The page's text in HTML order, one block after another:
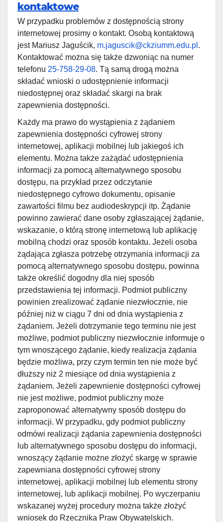
kontaktowe
W przypadku problemów z dostępnością strony
internetowej prosimy o kontakt. Osobą kontaktową
jest Mariusz Jaguścik, m.jaguscik@ckziumm.edu.pl .
Kontaktować można się także dzwoniąc na numer
telefonu 25-758-29-08. Tą samą drogą można
składać wnioski o udostępnienie informacji
niedostępnej oraz składać skargi na brak
zapewnienia dostępności.
Każdy ma prawo do wystąpienia z żądaniem
zapewnienia dostępności cyfrowej strony
internetowej, aplikacji mobilnej lub jakiegoś ich
elementu. Można także zażądać udostępnienia
informacji za pomocą alternatywnego sposobu
dostępu, na przykład przez odczytanie
niedostępnego cyfrowo dokumentu, opisanie
zawartości filmu bez audiodeskrypcji itp. Żądanie
powinno zawierać dane osoby zgłaszającej żądanie,
wskazanie, o którą stronę internetową lub aplikację
mobilną chodzi oraz sposób kontaktu. Jeżeli osoba
żądająca zgłasza potrzebę otrzymania informacji za
pomocą alternatywnego sposobu dostępu, powinna
także określić dogodny dla niej sposób
przedstawienia tej informacji. Podmiot publiczny
powinien zrealizować żądanie niezwłocznie, nie
później niż w ciągu 7 dni od dnia wystąpienia z
żądaniem. Jeżeli dotrzymanie tego terminu nie jest
możliwe, podmiot publiczny niezwłocznie informuje o
tym wnoszącego żądanie, kiedy realizacja żądania
będzie możliwa, przy czym termin ten nie może być
dłuższy niż 2 miesiące od dnia wystąpienia z
żądaniem. Jeżeli zapewnienie dostępności cyfrowej
nie jest możliwe, podmiot publiczny może
zaproponować alternatywny sposób dostępu do
informacji. W przypadku, gdy podmiot publiczny
odmówi realizacji żądania zapewnienia dostępności
lub alternatywnego sposobu dostępu do informacji,
wnoszący żądanie możne złożyć skargę w sprawie
zapewniana dostępności cyfrowej strony
internetowej, aplikacji mobilnej lub elementu strony
internetowej, lub aplikacji mobilnej. Po wyczerpaniu
wskazanej wyżej procedury można także złożyć
wniosek do Rzecznika Praw Obywatelskich.